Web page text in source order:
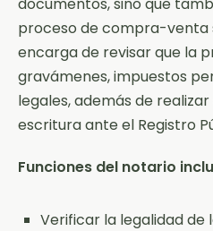
proceso de compra-venta
encarga de revisar que la
gravámenes, impuestos
legales, además de
escritura ante el Registro
Funciones del notario
Verificar la legalidad de